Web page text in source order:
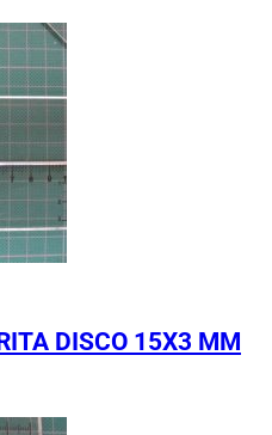
DISCO 15X3 MM